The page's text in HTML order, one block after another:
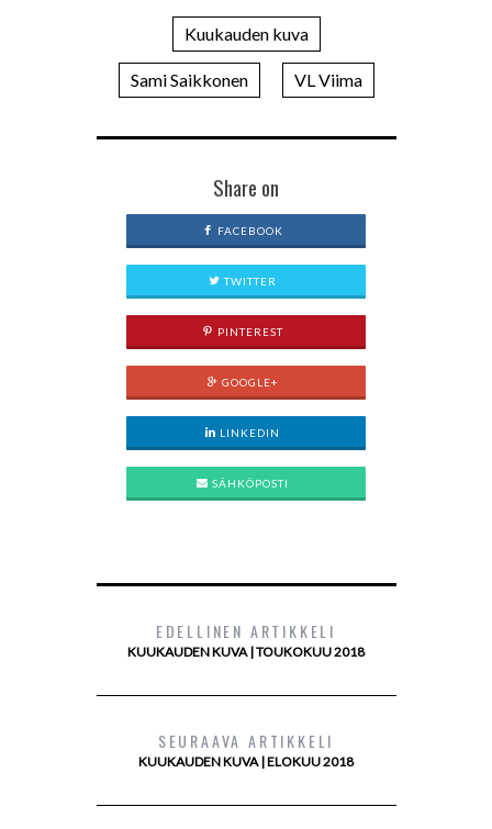
Kuukauden kuva
Sami Saikkonen VL Viima
Share on
FACEBOOK
TWITTER
PINTEREST
GOOGLE+
LINKEDIN
SÄHKÖPOSTI
EDELLINEN ARTIKKELI
KUUKAUDEN KUVA | TOUKOKUU 2018
SEURAAVA ARTIKKELI
KUUKAUDEN KUVA | ELOKUU 2018